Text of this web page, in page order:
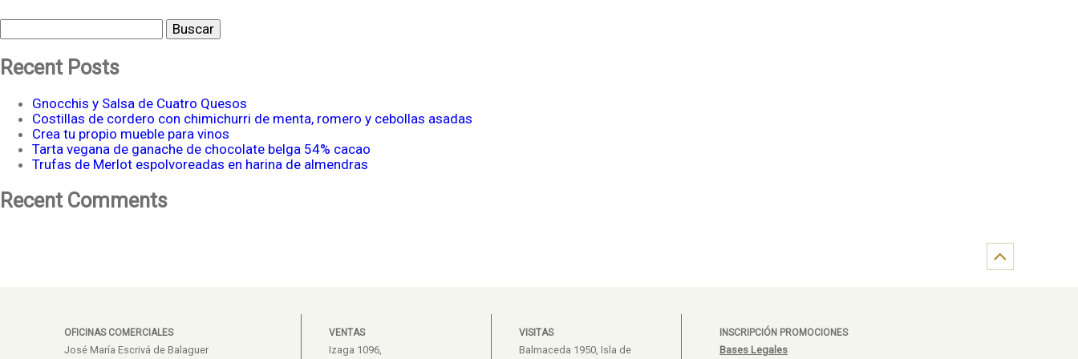
Buscar
Recent Posts
Gnocchis y Salsa de Cuatro Quesos
Costillas de cordero con chimichurri de menta, romero y cebollas asadas
Crea tu propio mueble para vinos
Tarta vegana de ganache de chocolate belga 54% cacao
Trufas de Merlot espolvoreadas en harina de almendras
Recent Comments
OFICINAS COMERCIALES
José María Escrivá de Balaguer
VENTAS
Izaga 1096,
VISITAS
Balmaceda 1950, Isla de
INSCRIPCIÓN PROMOCIONES
Bases Legales